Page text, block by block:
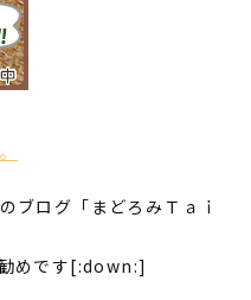
ブログ「まどろみＴａｉ
めです[:down:]